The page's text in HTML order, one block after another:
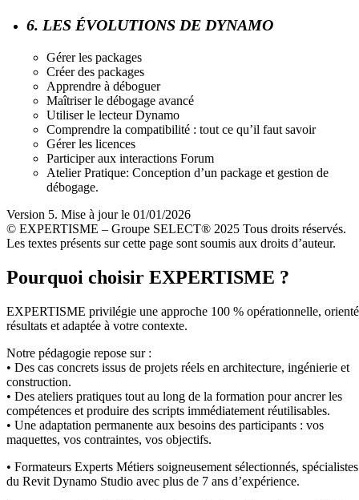
6. LES ÉVOLUTIONS DE DYNAMO
Gérer les packages
Créer des packages
Apprendre à déboguer
Maîtriser le débogage avancé
Utiliser le lecteur Dynamo
Comprendre la compatibilité : tout ce qu’il faut savoir
Gérer les licences
Participer aux interactions Forum
Atelier Pratique: Conception d’un package et gestion de
débogage.
Version 5. Mise à jour le 01/01/2026
© EXPERTISME – Groupe SELECT® 2025 Tous droits réservés.
Les textes présents sur cette page sont soumis aux droits d’auteur.
Pourquoi choisir EXPERTISME ?
EXPERTISME privilégie une approche 100 % opérationnelle,
résultats et adaptée à votre contexte.
Notre pédagogie repose sur :
• Des cas concrets issus de projets réels en architecture, ingénierie et
construction.
• Des ateliers pratiques tout au long de la formation pour ancrer les
compétences et produire des scripts immédiatement réutilisables.
• Une adaptation permanente aux besoins des participants : vos
maquettes, vos contraintes, vos objectifs.
• Formateurs Experts Métiers soigneusement sélectionnés, spécialistes
du Revit Dynamo Studio avec plus de 7 ans d’expérience.